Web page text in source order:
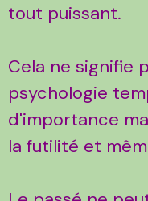
tout puissant.
Cela ne signifie
psychologie
d'importance
la futilité et